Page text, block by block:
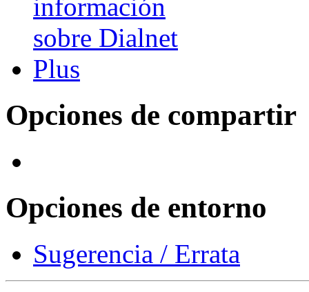
Opciones de compartir
Opciones de entorno
Sugerencia / Errata